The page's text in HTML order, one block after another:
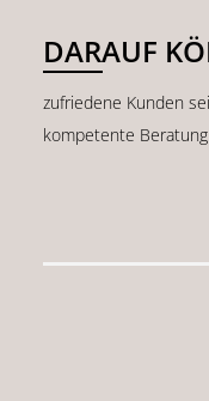
DARAUF
zufriedene Kunden
kompetente Beratung